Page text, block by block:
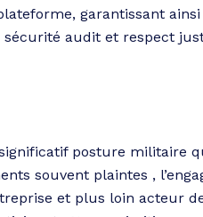
garantissant
audit et respect
posture militaire
souvent plaintes ,
et plus loin acteur